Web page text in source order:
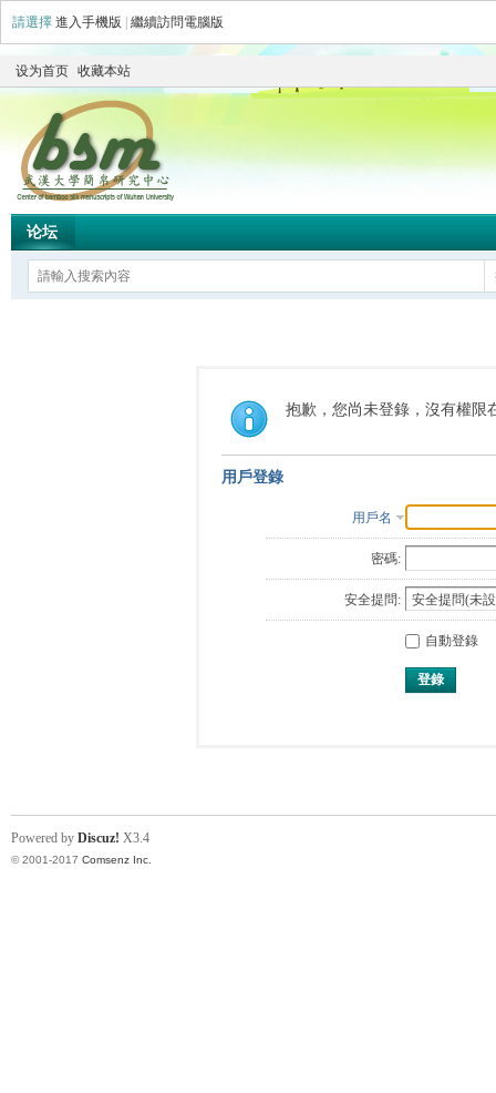
請選擇 進入手機版 繼續訪問電腦版
设为首页 收藏本站
论坛
抱歉，您尚未登錄，沒有權限
用戶登錄
用戶名
密碼:
安全提問:
自動登錄
登錄
Powered by Discuz! X3.4
© 2001-2017 Comsenz Inc.